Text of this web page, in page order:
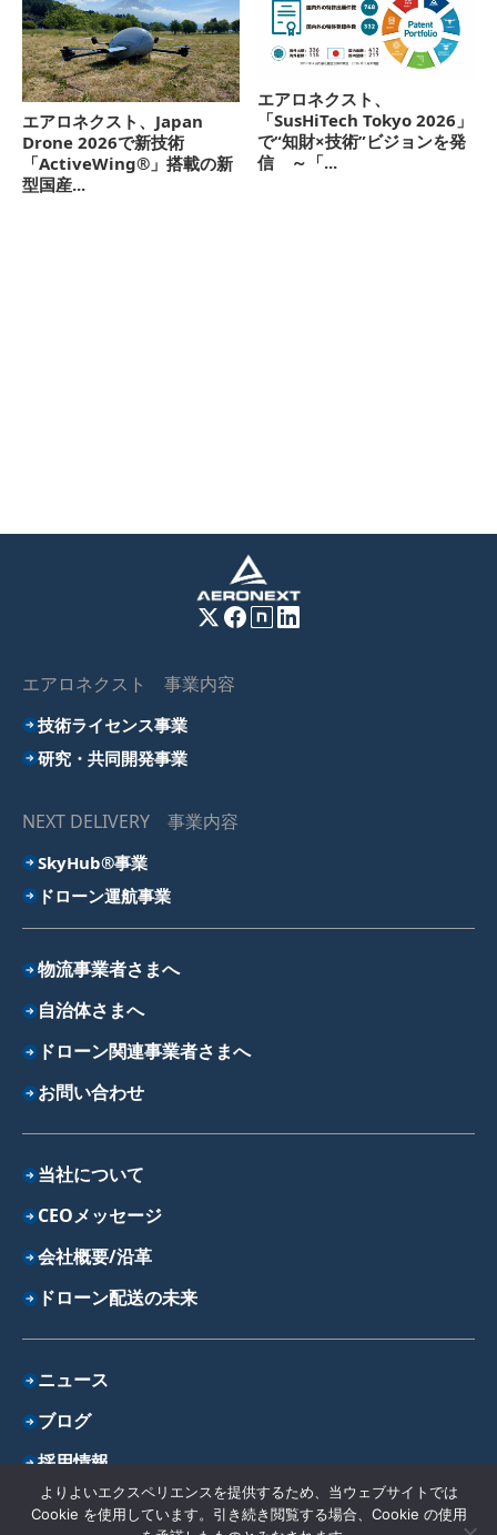
エアロネクスト、Japan
Drone 2026で新技術
「ActiveWing®」搭載の新
型国産...
エアロネクスト、
「SusHiTech Tokyo 2026」
で“知財×技術”ビジョンを発
信 ～「...
エアロネクスト 事業内容
技術ライセンス事業
研究・共同開発事業
NEXT DELIVERY 事業内容
SkyHub®事業
ドローン運航事業
物流事業者さまへ
自治体さまへ
ドローン関連事業者さまへ
お問い合わせ
当社について
CEOメッセージ
会社概要/沿革
ドローン配送の未来
ニュース
ブログ
採用情報
プライバシーポリシー
よりよいエクスペリエンスを提供するため、当ウェブサイトでは
Cookie を使用しています。引き続き閲覧する場合、Cookie の使用